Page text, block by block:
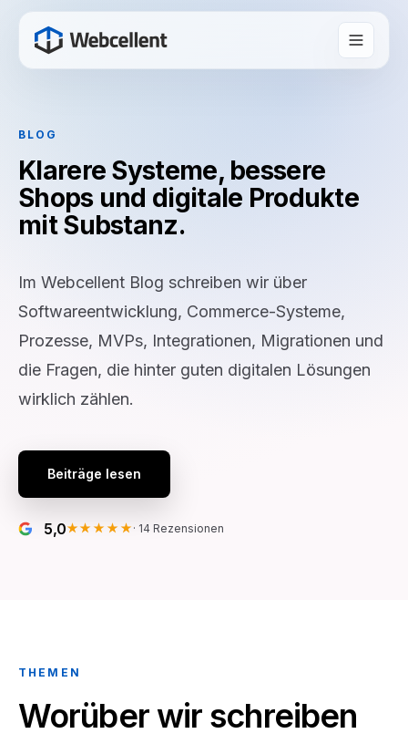
BLOG
Klarere Systeme, bessere
Shops und digitale Produkte
mit Substanz.
Im Webcellent Blog schreiben wir über
Softwareentwicklung, Commerce-Systeme,
Prozesse, MVPs, Integrationen, Migrationen und
die Fragen, die hinter guten digitalen Lösungen
wirklich zählen.
Beiträge lesen
5,0★★★★★ · 14 Rezensionen
THEMEN
Worüber wir schreiben